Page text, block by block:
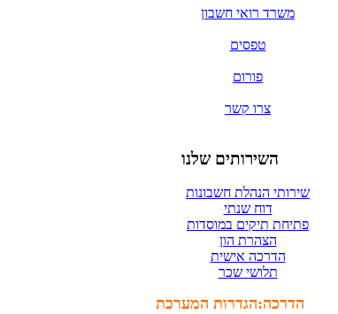
משרד רואי חשבון
טפסים
פורום
צרו קשר
השירותים שלנו
שירותי הנהלת חשבונות
דוח שנתי
פתיחת תיקים במוסדות
הצהרת הון
הדרכה אישית
תלושי שכר
הדרכה:הגדרות המערכת